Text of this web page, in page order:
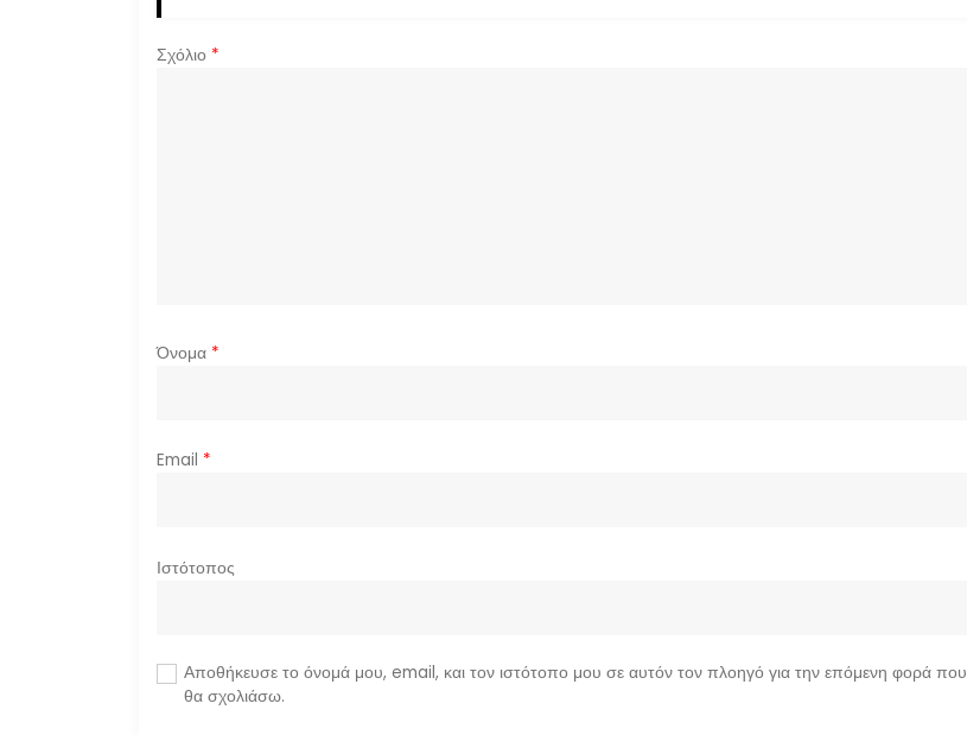
σ
ω
Σχόλιο *
Όνομα *
Email *
Ιστότοπος
Αποθήκευσε το όνομά μου, email, και τον ιστότοπο μου σε αυτόν τον πλοηγό για την επόμενη φορά που
θα σχολιάσω.